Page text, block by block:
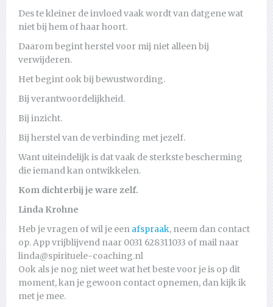
Des te kleiner de invloed vaak wordt van datgene wat
niet bij hem of haar hoort.
Daarom begint herstel voor mij niet alleen bij
verwijderen.
Het begint ook bij bewustwording.
Bij verantwoordelijkheid.
Bij inzicht.
Bij herstel van de verbinding met jezelf.
Want uiteindelijk is dat vaak de sterkste bescherming
die iemand kan ontwikkelen.
Kom dichterbij je ware zelf.
Linda Krohne
Heb je vragen of wil je een afspraak, neem dan contact
op. App vrijblijvend naar 0031 628311033 of mail naar
linda@spirituele-coaching.nl
Ook als je nog niet weet wat het beste voor je is op dit
moment, kan je gewoon contact opnemen, dan kijk ik
met je mee.